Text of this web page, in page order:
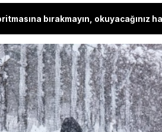
bırakmayın, okuyacağınız